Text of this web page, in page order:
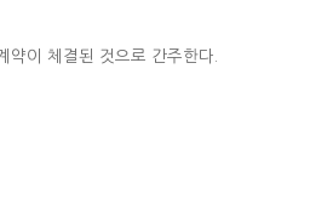
이 체결된 것으로 간주한다.